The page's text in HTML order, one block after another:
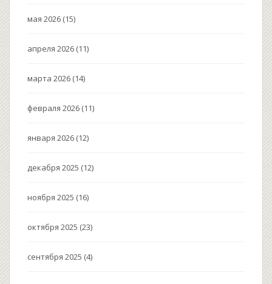
мая 2026 (15)
апреля 2026 (11)
марта 2026 (14)
февраля 2026 (11)
января 2026 (12)
декабря 2025 (12)
ноября 2025 (16)
октября 2025 (23)
сентября 2025 (4)